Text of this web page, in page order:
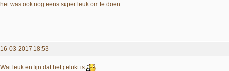
het was ook nog eens super leuk om te doen.
16-03-2017 18:53
Wat leuk en fijn dat het gelukt is